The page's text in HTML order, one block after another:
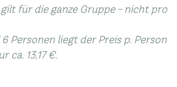
für die ganze Gruppe - nicht pro
Personen liegt der Preis p. Person
ca. 13,17 €.